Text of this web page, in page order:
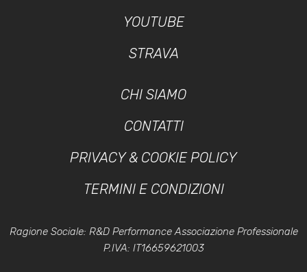
YOUTUBE
STRAVA
CHI SIAMO
CONTATTI
PRIVACY & COOKIE POLICY
TERMINI E CONDIZIONI
Ragione Sociale: R&D Performance Associazione Professionale
P.IVA: IT16659621003